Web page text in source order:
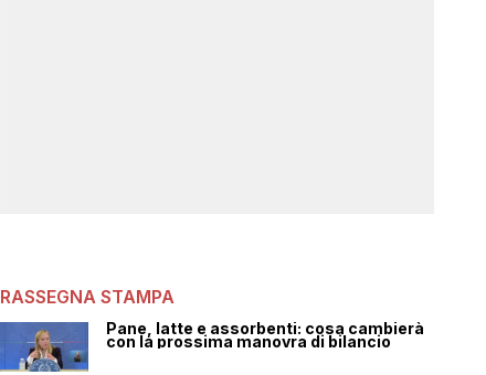
RASSEGNA STAMPA
Pane, latte e assorbenti: cosa cambierà
con la prossima manovra di bilancio